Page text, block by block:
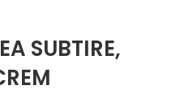
SUBTIRE,